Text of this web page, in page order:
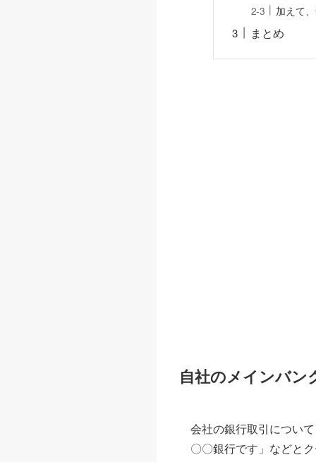
加えて
まとめ
自社のメインバン
会社の銀行取引につい
〇〇銀行です」などと